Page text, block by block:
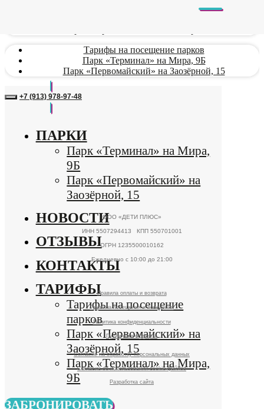
+7 (913) 978-97-48
Тарифы на посещение парков
Парк «Терминал» на Мира, 9Б
Парк «Первомайский» на Заозёрной, 15
ПАРКИ
Парк «Терминал» на Мира,
Парк «Первомайский» на
Заозёрной, 15
НОВОСТИ
ОТЗЫВЫ
КОНТАКТЫ
ТАРИФЫ
Тарифы на посещение
парков
Заозёрной, 15
Парк «Терминал» на Мира,
9Б
ЗАБРОНИРОВАТЬ
ООО «ДЕТИ ПЛЮС»
ИНН 5507294413 КПП 550701001
ОГРН 1235500010162
Ежедневно с 10:00 до 21:00
Правила оплаты и возврата
Правила посещения и поведения
Политика конфиденциальности
Публичная офферта
Согласие на обработку персональных данных
Согласие об использовании cookie-файлов
Разработка сайта